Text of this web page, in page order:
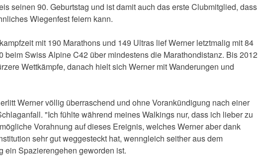
seinen 90. Geburtstag und ist damit auch das erste Clubmitglied, dass
Wiegenfest feiern kann.
mit 190 Marathons und 149 Ultras lief Werner letztmalig mit 84
beim Swiss Alpine C42 über mindestens die Marathondistanz. Bis 2012
Wettkämpfe, danach hielt sich Werner mit Wanderungen und
Werner völlig überraschend und ohne Vorankündigung nach einer
"Ich fühlte während meines Walkings nur, dass ich lieber zu
Vorahnung auf dieses Ereignis, welches Werner aber dank
sehr gut weggesteckt hat, wenngleich seither aus dem
ein Spazierengehen geworden ist.